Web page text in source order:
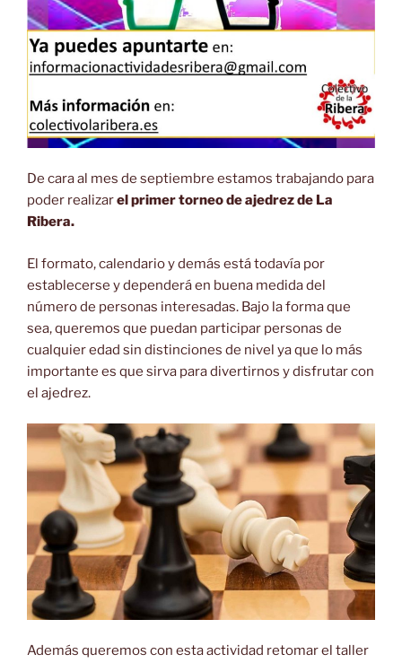
De cara al mes de septiembre estamos trabajando para
poder realizarel primer torneo de ajedrez de La
Ribera.
El formato, calendario y demás está todavía por
establecerse y dependerá en buena medida del
número de personas interesadas. Bajo la forma que
sea, queremos que puedan participar personas de
cualquier edad sin distinciones de nivel ya que lo más
importante es que sirva para divertirnos y disfrutar con
el ajedrez.
Además queremos con esta actividad retomar el taller